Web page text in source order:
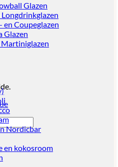
Glazen
en Coupeglazen
Glazen
Nordicbar
en kokosroom